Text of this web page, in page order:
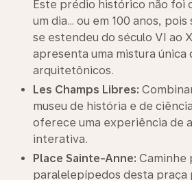
Este prédio histórico não foi
um dia… ou em 100 anos,
se estendeu do século VI ao
apresenta uma mistura única
arquitetônicos.
Les Champs Libres:
museu de história e de
oferece uma experiência de
interativa.
Place Sainte-Anne: Caminhe
paralelepípedos desta praça